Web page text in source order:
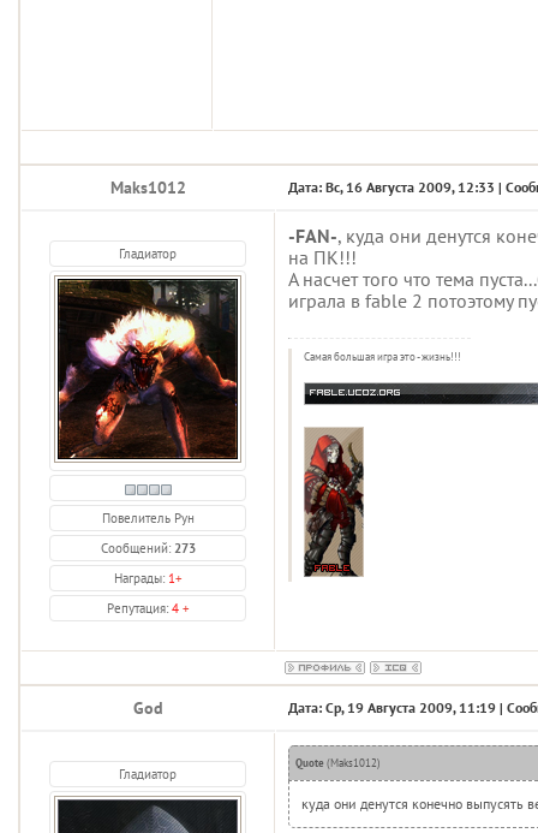
Maks1012 Дата: Вс, 16 Августа 2009, 12:33 |
Гладиатор
Повелитель Рун
Сообщений: 273
Награды: 1+
Репутация: 4 +
-FAN-, куда они денутся
на ПК!!!
А насчет того что тема
играла в fable 2 потоэтому
Самая большая игра это - жизнь!!!
God Дата: Ср, 19 Августа 2009, 11:19 |
Гладиатор
Quote (Maks1012)
куда они денутся конечно выпусять